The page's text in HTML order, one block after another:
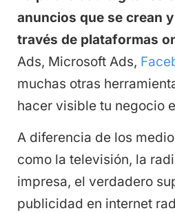
anuncios que se crean
través de plataformas
Ads, Microsoft Ads,
muchas otras
hacer visible tu negocio
A diferencia de los
como la televisión, la
impresa, el verdadero
publicidad en internet